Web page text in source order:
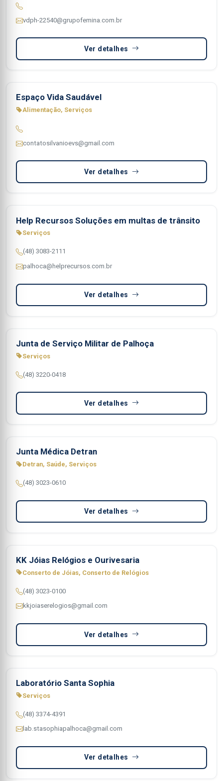
vdph-22540@grupofemina.com.br
Ver detalhes
Espaço Vida Saudável
Alimentação, Serviços
contatosilvanioevs@gmail.com
Ver detalhes
Help Recursos Soluções em multas de trânsito
Serviços
(48) 3083-2111
palhoca@helprecursos.com.br
Ver detalhes
Junta de Serviço Militar de Palhoça
Serviços
(48) 3220-0418
Ver detalhes
Junta Médica Detran
Detran, Saúde, Serviços
(48) 3023-0610
Ver detalhes
KK Jóias Relógios e Ourivesaria
Conserto de Jóias, Conserto de Relógios
(48) 3023-0100
kkjoiaserelogios@gmail.com
Ver detalhes
Laboratório Santa Sophia
Serviços
(48) 3374-4391
lab.stasophiapalhoca@gmail.com
Ver detalhes